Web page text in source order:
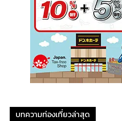
บทความท่องเที่ยวล่าสุด